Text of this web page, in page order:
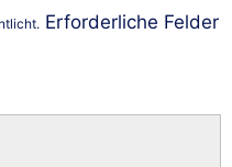
Erforderliche Felder